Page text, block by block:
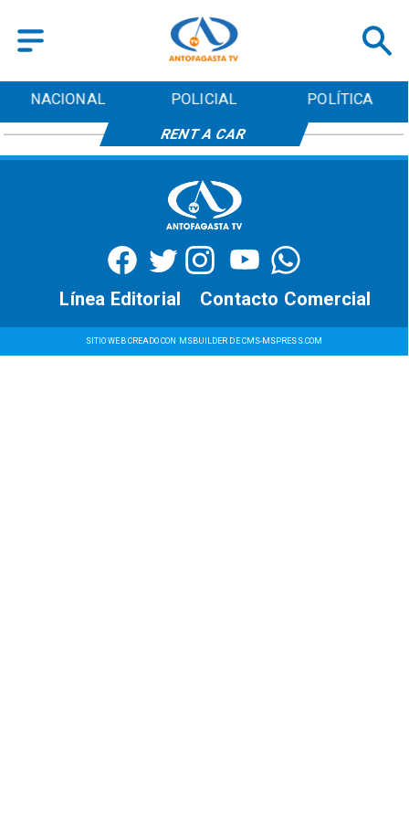
NACIONAL POLICIAL POLÍTICA
RENT A CAR
SITIO WEB CREADO CON MSBUILDER DE CMS-MSPRESS.COM
Contacto Comercial
Línea Editorial